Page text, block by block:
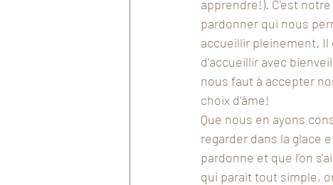
apprendre!). C'est
pardonner qui nous
accueillir pleinement.
d'accueillir avec
nous faut à accepter
choix d'âme!
Que nous en ayons
regarder dans la glace
pardonne et que l'on
qui parait tout simple,